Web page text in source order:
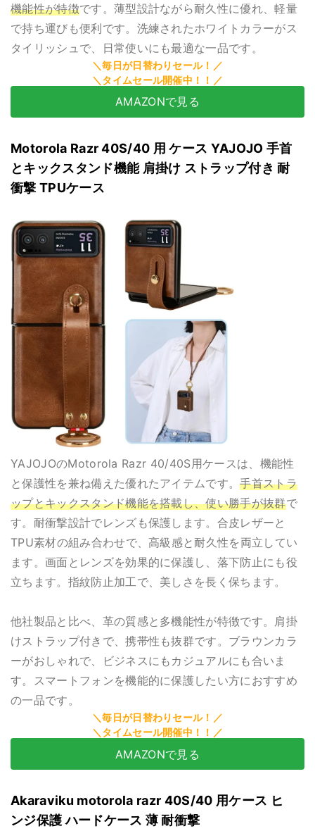
機能性が特徴です。薄型設計ながら耐久性に優れ、軽量
で持ち運びも便利です。洗練されたホワイトカラーがス
タイリッシュで、日常使いにも最適な一品です。
AMAZONで見る
Motorola Razr 40S/40 用 ケース YAJOJO 手首
とキックスタンド機能 肩掛け ストラップ付き 耐
衝撃 TPUケース
YAJOJOのMotorola Razr 40/40S用ケースは、機能性
と保護性を兼ね備えた優れたアイテムです。手首ストラ
ップとキックスタンド機能を搭載し、使い勝手が抜群で
す。耐衝撃設計でレンズも保護します。合皮レザーと
TPU素材の組み合わせで、高級感と耐久性を両立してい
ます。画面とレンズを効果的に保護し、落下防止にも役
立ちます。指紋防止加工で、美しさを長く保ちます。
他社製品と比べ、革の質感と多機能性が特徴です。肩掛
けストラップ付きで、携帯性も抜群です。ブラウンカラ
ーがおしゃれで、ビジネスにもカジュアルにも合いま
す。スマートフォンを機能的に保護したい方におすすめ
の一品です。
AMAZONで見る
Akaraviku motorola razr 40S/40 用ケース ヒ
ンジ保護 ハードケース 薄 耐衝撃